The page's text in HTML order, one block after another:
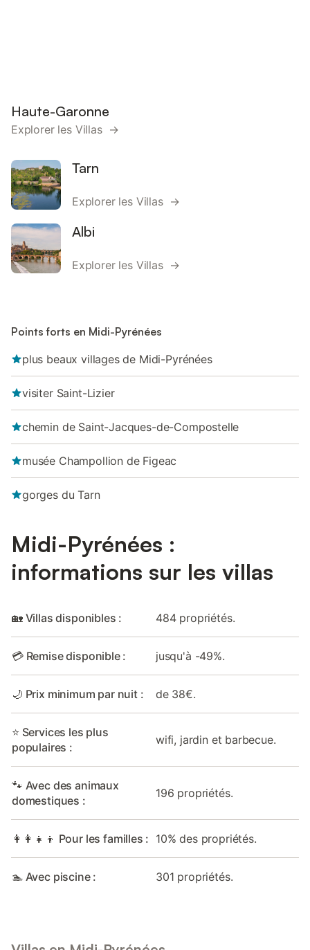
Haute-Garonne
Explorer les Villas →
Tarn
Explorer les Villas →
Albi
Explorer les Villas →
Points forts en Midi-Pyrénées
plus beaux villages de Midi-Pyrénées
visiter Saint-Lizier
chemin de Saint-Jacques-de-Compostelle
musée Champollion de Figeac
gorges du Tarn
Midi-Pyrénées :
informations sur les villas
🏡 Villas disponibles : 484 propriétés.
💳 Remise disponible : jusqu'à -49%.
🌙 Prix minimum par nuit : de 38€.
⭐ Services les plus
populaires :
wifi, jardin et barbecue.
🐾 Avec des animaux
domestiques :
196 propriétés.
👩‍👩‍👧‍👦 Pour les familles : 10% des propriétés.
🏊 Avec piscine : 301 propriétés.